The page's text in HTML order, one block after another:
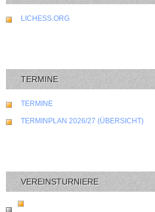
LICHESS.ORG
TERMINE
TERMINE
TERMINPLAN 2026/27 (ÜBERSICHT)
VEREINSTURNIERE